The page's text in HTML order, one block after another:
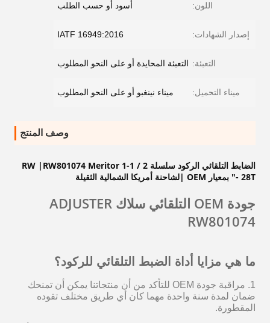
اللون: أسود أو حسب الطلب
إصدار الشهادات: IATF 16949:2016
التعبئة: التعبئة المحايدة أو على النحو المطلوب
ميناء التحميل: ميناء نينغبو أو على النحو المطلوب
وصف المنتج
الضابط التلقائي الركود سلسلة RW |RW801074 Meritor 1-1 / 2
"- 28T بمعيار OEM |لشاحنة أمريكا الشمالية الثقيلة
جودة OEM التلقائي سلاك ADJUSTER
RW801074
ما هي مزايا أداة الضبط التلقائي للركود؟
1. مراقبة جودة OEM للتأكد من أن منتجاتنا يمكن أن تمنحك
ضمان لمدة سنة واحدة مهما كان أي طريق مختلف تقوده
المقطورة.